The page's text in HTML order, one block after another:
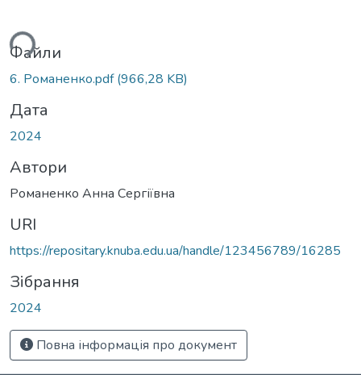
Файли
6. Романенко.pdf(966,28 KB)
Дата
2024
Автори
Романенко Анна Сергіївна
URI
https://repositary.knuba.edu.ua/handle/123456789/16285
Зібрання
2024
Повна інформація про документ